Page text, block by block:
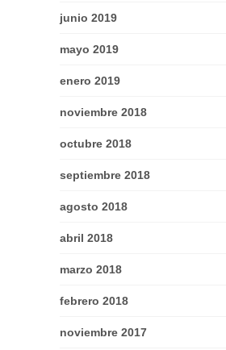
junio 2019
mayo 2019
enero 2019
noviembre 2018
octubre 2018
septiembre 2018
agosto 2018
abril 2018
marzo 2018
febrero 2018
noviembre 2017